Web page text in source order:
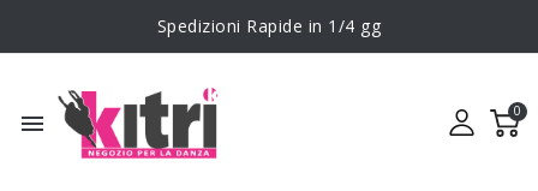
Spedizioni Rapide in 1/4 gg
menu